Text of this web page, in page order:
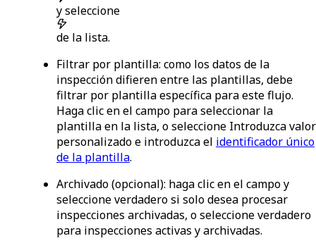
y seleccione
de la lista.
Filtrar por plantilla: como los datos de la
inspección difieren entre las plantillas, debe
filtrar por plantilla específica para este flujo.
Haga clic en el campo para seleccionar la
plantilla en la lista, o seleccione Introduzca valor
personalizadoe introduzca el identificador único
de la plantilla.
Archivado(opcional): haga clic en el campo y
seleccioneverdaderosi solo desea procesar
inspecciones archivadas, o seleccioneverdadero
para inspecciones activas y archivadas.